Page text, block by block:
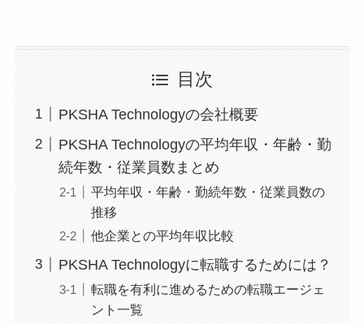
目次
PKSHA Technologyの会社概要
PKSHA Technologyの平均年収・年齢・勤
続年数・従業員数まとめ
平均年収・年齢・勤続年数・従業員数の
推移
他企業との平均年収比較
PKSHA Technologyに転職するためには？
転職を有利に進めるための転職エージェ
ント一覧